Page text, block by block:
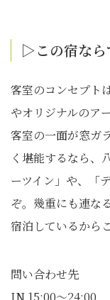
▷この宿なら
客室のコンセプト
やオリジナルのア
客室の一面が窓ガ
く堪能するなら、
ーツイン」や、「
ぞ。幾重にも連な
宿泊しているから
問い合わせ先
IN 15:00～24:00